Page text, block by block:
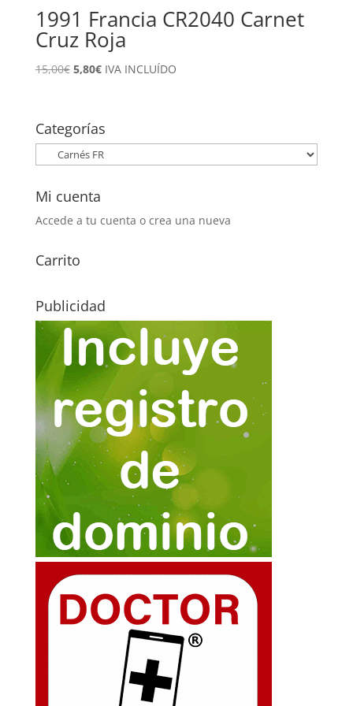
1991 Francia CR2040 Carnet
Cruz Roja
15,00€ El
era:
15,00€.
5,80€El
es:
5,80€.
IVA INCLUÍDO
Categorías
Mi cuenta
Accede a tu cuenta o crea una nueva
Carrito
Publicidad